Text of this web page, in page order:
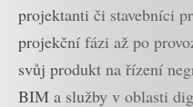
projektanti či stavebníci
projekční fázi až po
svůj produkt na řízení
BIM a služby v oblasti